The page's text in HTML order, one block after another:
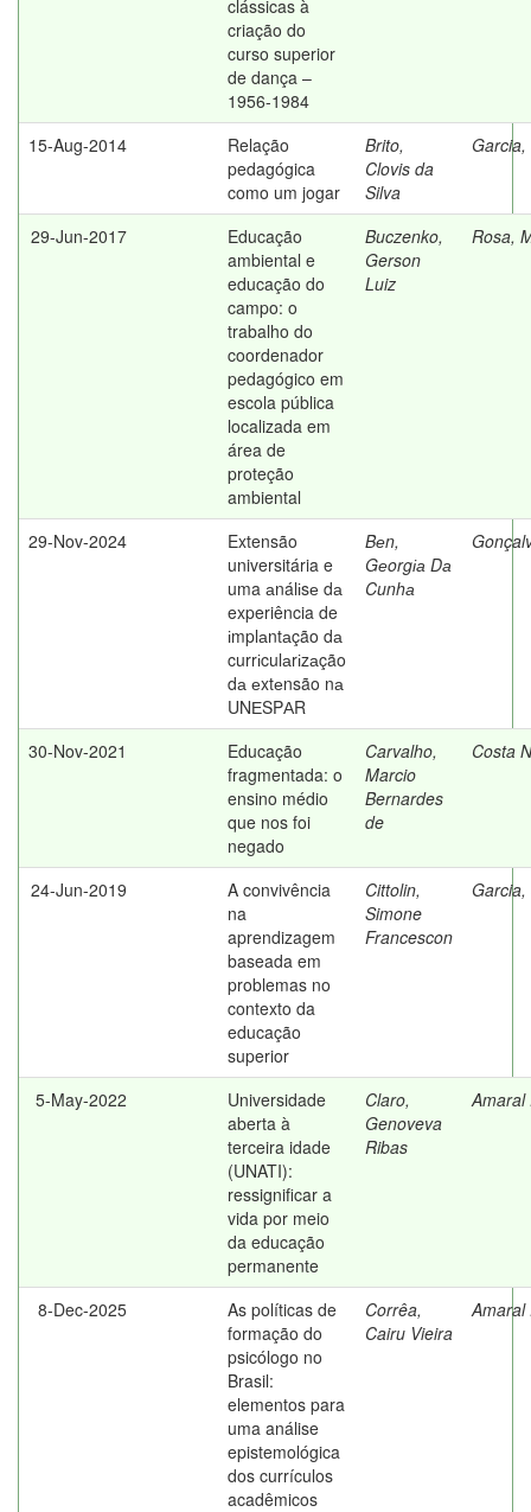
clássicas à
criação do
curso superior
de dança –
1956-1984
15-Aug-2014
Relação
pedagógica
como um jogar
Brito,
Clovis da
Silva
Garcia,
29-Jun-2017
Educação
ambiental e
educação do
campo: o
trabalho do
coordenador
pedagógico em
escola pública
localizada em
área de
proteção
ambiental
Buczenko,
Gerson
Luiz
Rosa,
29-Nov-2024
Extensão
universitária e
uma аnálіsе dа
experiência de
іmplаntаção dа
currіculаrіzаção
dа еxtеnsão nа
UNЕSPАR
Bеn,
Gеorgіа Dа
Cunhа
30-Nov-2021
Educação
fragmentada: o
ensino médio
que nos foi
negado
Carvalho,
Marcio
Bernardes
de
Costa
24-Jun-2019
A convivência
na
aprendizagem
baseada em
problemas no
contexto da
educação
superior
Cittolin,
Simone
Francescon
Garcia,
5-May-2022
Universidade
aberta à
terceira idade
(UNATI):
ressignificar a
vida por meio
da educação
permanente
Claro,
Genoveva
Ribas
Amaral
8-Dec-2025
As políticas de
formação do
psicólogo no
Brasil:
elementos para
uma análise
epistemológica
dos currículos
acadêmicos
Corrêa,
Cairu Vieira
Amaral